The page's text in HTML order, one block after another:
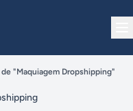
"Maquiagem Dropshipping"